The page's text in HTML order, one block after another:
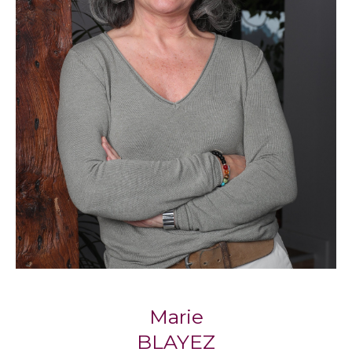
compte de vos critères et de votre budget.
Propriétaires, sachez que nos agences
proposent également un service de gestion
locative pour vous accompagner
sereinement dans la mise en location de votre
bien.
Notre philosophie : l’immobilier
humain
Respect, écoute, engagement : trois piliers qui
définissent la façon dontBlayez Immobilier
accompagne chaque client, avec la
Marie Blayez, cofondatrice, partage cette
Marie
BLAYEZ